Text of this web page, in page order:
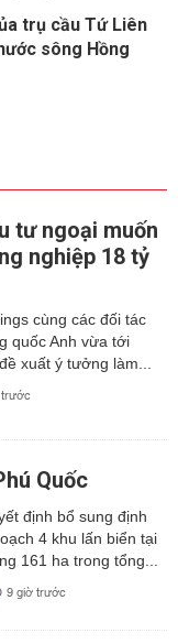
trụ cầu Tứ Liên
sông Hồng
tư ngoại muốn
nghiệp 18 tỷ
cùng các đối tác
quốc Anh vừa tới
xuất ý tưởng làm...
Quốc
định bổ sung định
4 khu lấn biển tại
161 ha trong tổng...
9 giờ trước